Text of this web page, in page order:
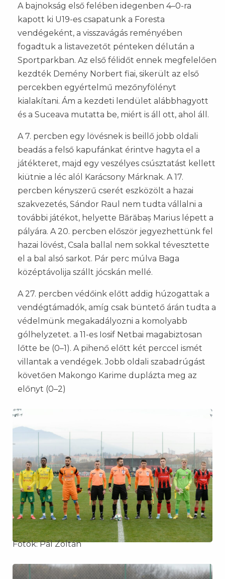
A bajnokság első felében idegenben 4–0-ra
kapott ki U19-es csapatunk a Foresta
vendégeként, a visszavágás reményében
fogadtuk a listavezetőt pénteken délután a
Sportparkban. Az első félidőt ennek megfelelően
kezdték Demény Norbert fiai, sikerült az első
percekben egyértelmű mezőnyfölényt
kialakítani. Ám a kezdeti lendület alábbhagyott
és a Suceava mutatta be, miért is áll ott, ahol áll.
A 7. percben egy lövésnek is beillő jobb oldali
beadás a felső kapufánkat érintve hagyta el a
játékteret, majd egy veszélyes csúsztatást kellett
kiütnie a léc alól Karácsony Márknak. A 17.
percben kényszerű cserét eszközölt a hazai
szakvezetés, Sándor Raul nem tudta vállalni a
további játékot, helyette Bărăbaș Marius lépett a
pályára. A 20. percben először jegyezhettünk fel
hazai lövést, Csala ballal nem sokkal tévesztette
el a bal alsó sarkot. Pár perc múlva Baga
középtávolija szállt jócskán mellé.
A 27. percben védőink előtt addig húzogattak a
vendégtámadók, amíg csak büntető árán tudta a
védelmünk megakadályozni a komolyabb
gólhelyzetet. a 11-es Iosif Netbai magabiztosan
lőtte be (0–1). A pihenő előtt két perccel ismét
villantak a vendégek. Jobb oldali szabadrúgást
követően Makongo Karime duplázta meg az
előnyt (0–2)
Fotók: Pál Zoltán